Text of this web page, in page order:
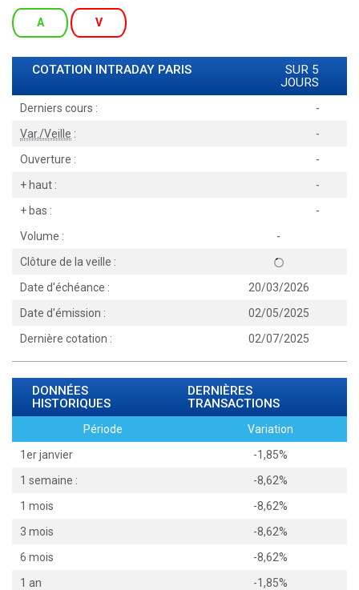
A V
COTATION INTRADAY PARIS
SUR 5
JOURS
Derniers cours :
-
Var./Veille :
-
Ouverture :
-
+ haut :
-
+ bas :
-
Volume :
-
Clôture de la veille :
Date d'échéance :
20/03/2026
Date d'émission :
02/05/2025
Dernière cotation :
02/07/2025
DONNÉES
HISTORIQUES
DERNIÈRES
TRANSACTIONS
Période
Variation
1er janvier
-1,85%
1 semaine :
-8,62%
1 mois
-8,62%
3 mois
-8,62%
6 mois
-8,62%
1 an
-1,85%